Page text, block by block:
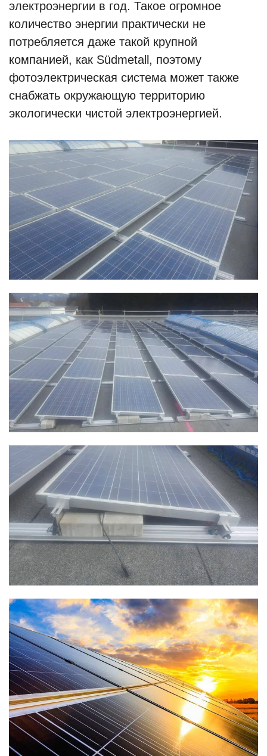
электроэнергии в год. Такое огромное
количество энергии практически не
потребляется даже такой крупной
компанией, как Südmetall, поэтому
фотоэлектрическая система может также
снабжать окружающую территорию
экологически чистой электроэнергией.